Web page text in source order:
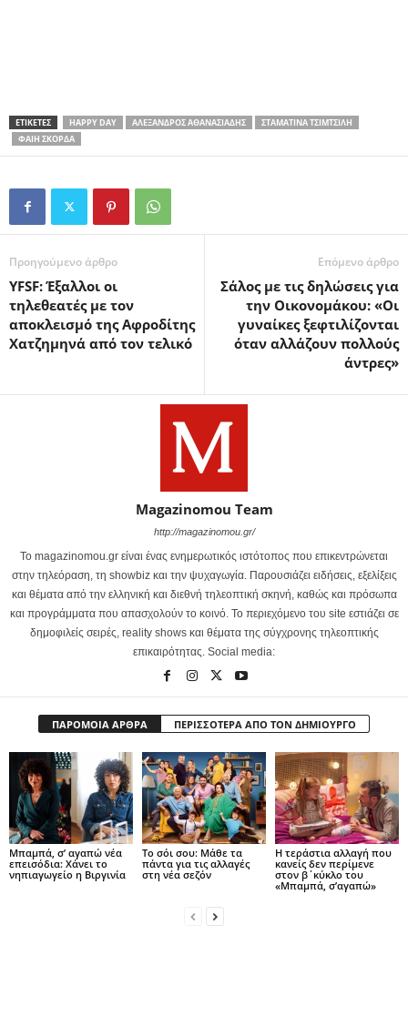
ΕΤΙΚΕΤΕΣ HAPPY DAY ΑΛΈΞΑΝΔΡΟΣ ΑΘΑΝΑΣΙΆΔΗΣ
ΣΤΑΜΑΤΊΝΑ ΤΣΙΜΤΣΙΛΉ
ΦΑΊΗ ΣΚΟΡΔΆ
Προηγούμενο άρθρο
YFSF: Έξαλλοι οι
τηλεθεατές με τον
αποκλεισμό της Αφροδίτης
Χατζημηνά από τον τελικό
Επόμενο άρθρο
Σάλος με τις δηλώσεις για
την Οικονομάκου: «Οι
γυναίκες ξεφτιλίζονται
όταν αλλάζουν πολλούς
άντρες»
Magazinomou Team
http://magazinomou.gr/
Το magazinomou.gr είναι ένας ενημερωτικός ιστότοπος που επικεντρώνεται
στην τηλεόραση, τη showbiz και την ψυχαγωγία. Παρουσιάζει ειδήσεις, εξελίξεις
και θέματα από την ελληνική και διεθνή τηλεοπτική σκηνή, καθώς και πρόσωπα
και προγράμματα που απασχολούν το κοινό. Το περιεχόμενο του site εστιάζει σε
δημοφιλείς σειρές, reality shows και θέματα της σύγχρονης τηλεοπτικής
επικαιρότητας. Social media:
ΠΑΡΟΜΟΙΑ ΑΡΘΡΑ ΠΕΡΙΣΣΟΤΕΡΑ ΑΠΟ ΤΟΝ ΔΗΜΙΟΥΡΓΟ
Μπαμπά, σ’ αγαπώ νέα
επεισόδια: Χάνει το
νηπιαγωγείο η Βιργινία
Το σόι σου: Μάθε τα
πάντα για τις αλλαγές
στη νέα σεζόν
Η τεράστια αλλαγή που
κανείς δεν περίμενε
στον β΄κύκλο του
«Μπαμπά, σ’αγαπώ»